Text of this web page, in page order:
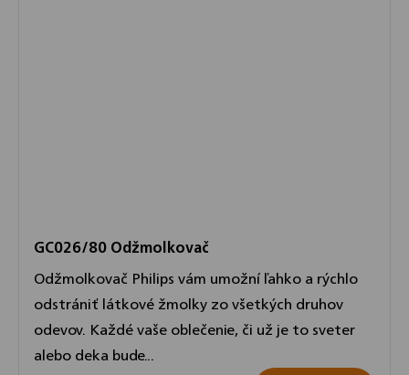
GC026/80 Odžmolkovač
Odžmolkovač Philips vám umožní ľahko a rýchlo
odstrániť látkové žmolky zo všetkých druhov
odevov. Každé vaše oblečenie, či už je to sveter
alebo deka bude...